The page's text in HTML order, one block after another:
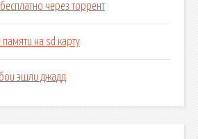
через торрент
памяти на sd карту
эшли джадд